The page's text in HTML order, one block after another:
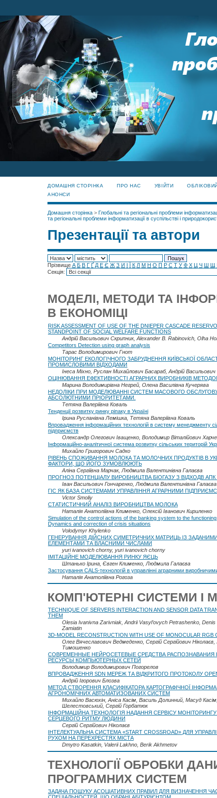
ДОМАШНЯ СТОРІНКА ПРО НАС УВІЙТИ
АНОНСИ
Домашня сторінка > Глобальні та регіональні проблеми
та регіональні проблеми інформатизації в суспільстві і
Презентації та автори
Прізвище А Б В Г Ґ Д Е Є Ж З И І Ї К Л М Н О П Р С Т У Ф Х Ц Ч Ш Щ
Секція:
МОДЕЛІ, МЕТОДИ ТА
В ЕКОНОМІЦІ
RISK ASSESSMENT OF USE OF THE DNIEPER CASCADE
STANDPOINT OF SOCIAL WELFARE FUNCTIONS
Андрій Васильович Скрипник, Alexander B. Rabinovich, Olha
Competitors Detection using graph analysis
Тарас Володимирович Гнот
МОНІТОРИНГ ЕКОЛОГІЧНОГО ЗАБРУДНЕННЯ КИЇВСЬКОЇ
ПРОМИСЛОВИМИ ВІДХОДАМИ
Інеса Міхно, Руслан Михайлович Басараб, Андрій Васильович
ОЦІНЮВАННЯ ЕФЕКТИВНОСТІ АГРАРНИХ ВИРОБНИКІВ
Марина Володимирівна Негрей, Олена Василівна Кучерява
НЕДОЛІКИ ПРИ МОДЕЛЮВАННІ СИСТЕМ МАСОВОГО
АБСОЛЮТНИМИ ПРІОРИТЕТАМИ.
Тетяна Валеріївна Коваль
Тенденції розвитку ринку ріпаку в Україні
Ірина Русланівна Лемішка, Тетяна Валеріївна Коваль
Впровадження інформаційних технологій в систему менеджменту
підприємств
Олександр Олегович Іващенко, Володимир Віталійович
Інформаційно-аналітичної система розвитку сільських територій
Михайло Григорович Садко
РІВЕНЬ СПОЖИВАННЯ МОЛОКА ТА МОЛОЧНИХ ПРОДУКТІВ В
ФАКТОРИ, ЩО ЙОГО ЗУМОВЛЮЮТЬ
Аліна Сергіївна Марчак, Людмила Валентинівна Галаєва
ПРОГНОЗ ПОТЕНЦІАЛУ ВИРОБНИЦТВА БІОГАЗУ З ВІДХОДВ АПК
Іван Васильович Гончаренко, Людмила Валентинівна Галаєва
ГІС ЯК БАЗА СИСТЕМАМИ УПРАВЛІННЯ АГРАРНИМИ
Victor Smoliy
СТАТИСТИЧНИЙ АНАЛІЗ ВИРОБНИЦТВА МОЛОКА
Наталія Анатоліївна Клименко, Олексій Іванович Кириленко
Simulation of the control actions of the banking system to the
Dynamics and correction of crisis situations
Volodymyr Khylenko
ГЕНЕРУВАННЯ ДІЙСНИХ СИМЕТРИЧНИХ МАТРИЦЬ ІЗ
ЕЛЕМЕНТАМИ ТА ВЛАСНИМИ ЧИСЛАМИ
yuri ivanovich chorny, yuri ivanovich chorny
ІМІТАЦІЙНЕ МОДЕЛЮВАННЯ РИНКУ ЯЄЦЬ
Штанько Ірина, Євген Клименко, Людмила Галаєва
Застосування CALS-технологій в управлінні аграрними
Наталія Анатоліївна Рогоза
КОМП'ЮТЕРНІ СИСТЕМИ І
TECHNIQUE OF SERVERS INTERACTION AND SENSOR DATA
THEM
Olesia Ivanivna Zarivniak, Andrii Vasyl’ovych Petrashenko,
Zamiatin
3D-MODEL RECONSTRUCTION WITH USE OF MONOCULAR RGB
Олег Вячеславович Ведмеденко, Сергій Сергійович
Тимошенко
СОВРЕМЕННЫЕ НЕЙРОСЕТЕВЫЕ СРЕДСТВА РАСПОЗНАВАНИЯ
РЕСУРСЫ КОМПЬЮТЕРНЫХ СЕТЕЙ
Володимир Володимирович Погорелов
ВПРОВАДЖЕННЯ SDN МЕРЕЖ ТА ВІДКРИТОГО ПРОТОКОЛУ
Андрій Ігорович Блозва
МЕТОД СТВОРЕННЯ КЛАСИФІКАТОРА КАРТОГРАФІЧНОЇ
АГРОНОМІЧНИХ АВТОМАТИЗОВАНИХ СИСТЕМ
Михайло Васюхін, Аніса Касім, Василь Долинний, Масуд
Шелестовський, Сергій Горбатюк
ІНФОРМАЦІЙНА ТЕХНОЛОГІЯ НАДАННЯ СЕРВІСУ МОНІТОРИНГУ
СЕРЦЕВОГО РИТМУ ЛЮДИНИ
Сергій Сергійович Ніколаєв
ІНТЕЛЕКТУАЛЬНА СИСТЕМА «START CROSSROAD» ДЛЯ
РУХОМ НА ПЕРЕХРЕСТЯХ МІСТА
Dmytro Kasatkin, Valerii Lakhno, Berik Akhmetov
ТЕХНОЛОГІЇ ОБРОБКИ
ПРОГРАМНИХ СИСТЕМ
ЗАДАЧА ПОШУКУ АСОЦІАТИВНИХ ПРАВИЛ ДЛЯ ВИЗНАЧЕННЯ